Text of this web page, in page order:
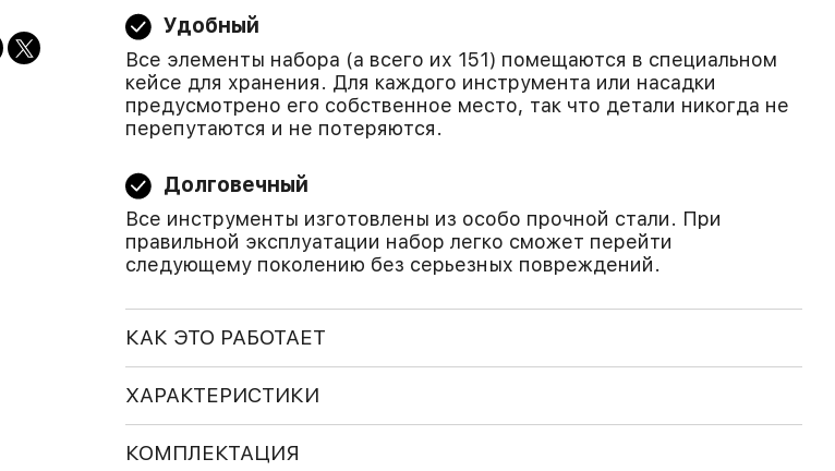
Удобный
Все элементы набора (а всего их 151) помещаются в специальном
кейсе для хранения. Для каждого инструмента или насадки
предусмотрено его собственное место, так что детали никогда не
перепутаются и не потеряются.
Долговечный
Все инструменты изготовлены из особо прочной стали. При
правильной эксплуатации набор легко сможет перейти
следующему поколению без серьезных повреждений.
КАК ЭТО РАБОТАЕТ
ХАРАКТЕРИСТИКИ
КОМПЛЕКТАЦИЯ